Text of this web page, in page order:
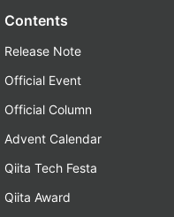
Contents
Release Note
Official Event
Official Column
Advent Calendar
Qiita Tech Festa
Qiita Award